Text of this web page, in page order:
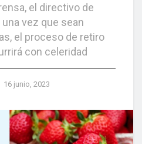
el directivo de
vez que sean
el proceso de retiro
con celeridad
16 junio, 2023